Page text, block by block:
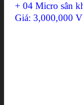
+ 04 Micro sân
Giá: 3,000,000